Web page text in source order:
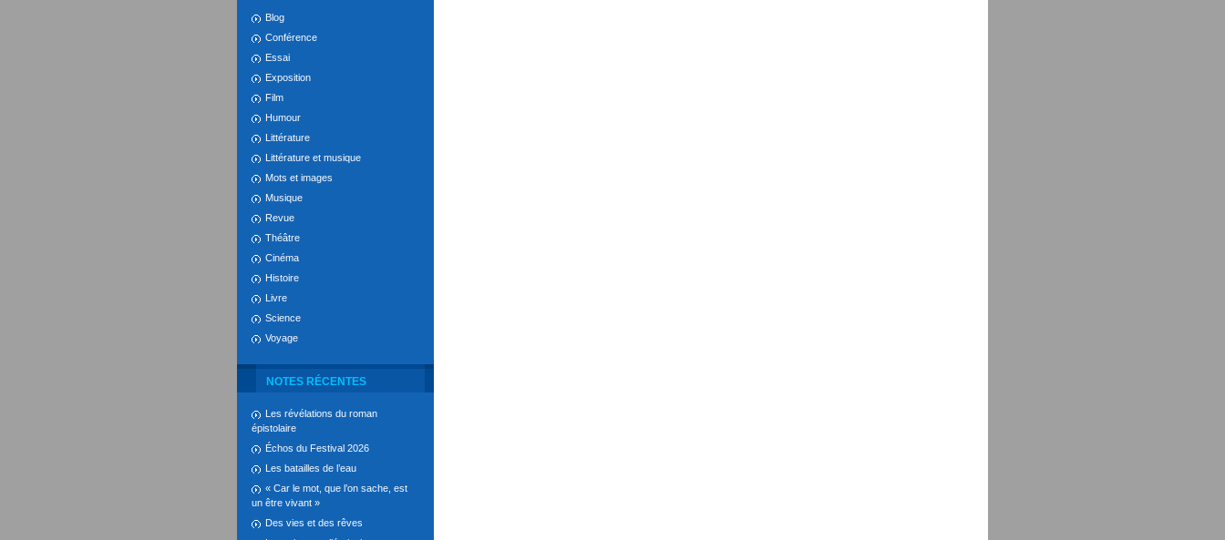
Blog
Conférence
Essai
Exposition
Film
Humour
Littérature
Littérature et musique
Mots et images
Musique
Revue
Théâtre
Cinéma
Histoire
Livre
Science
Voyage
NOTES RÉCENTES
Les révélations du roman
épistolaire
Échos du Festival 2026
Les batailles de l’eau
« Car le mot, que l’on sache, est
un être vivant »
Des vies et des rêves